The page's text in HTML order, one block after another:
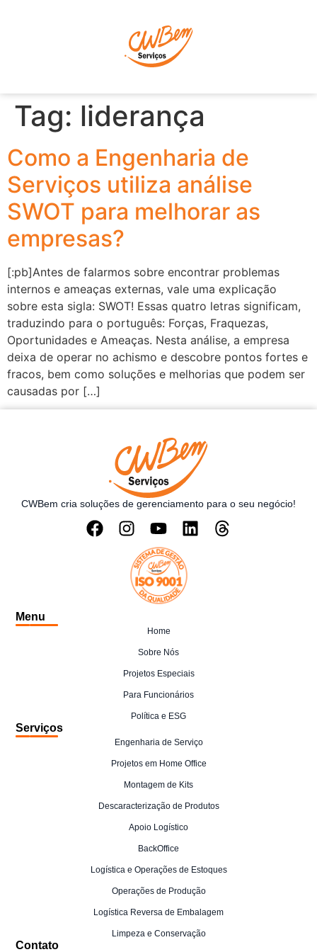
Tag: liderança
Como a Engenharia de
Serviços utiliza análise
SWOT para melhorar as
empresas?
[:pb]Antes de falarmos sobre encontrar problemas
internos e ameaças externas, vale uma explicação
sobre esta sigla: SWOT! Essas quatro letras significam,
traduzindo para o português: Forças, Fraquezas,
Oportunidades e Ameaças. Nesta análise, a empresa
deixa de operar no achismo e descobre pontos fortes e
fracos, bem como soluções e melhorias que podem ser
causadas por […]
CWBem cria soluções de gerenciamento para o seu negócio!
Menu
Home
Sobre Nós
Projetos Especiais
Para Funcionários
Política e ESG
Serviços
Engenharia de Serviço
Projetos em Home Office
Montagem de Kits
Descaracterização de Produtos
Apoio Logístico
BackOffice
Logística e Operações de Estoques
Operações de Produção
Logística Reversa de Embalagem
Limpeza e Conservação
Contato